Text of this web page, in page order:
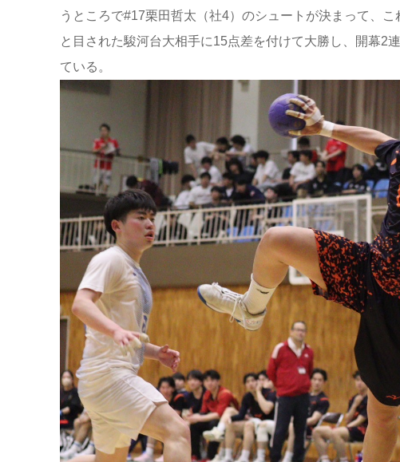
うところで#17栗田哲太（社4）のシュートが決まって、
と目された駿河台大相手に15点差を付けて大勝し、開幕2
ている。